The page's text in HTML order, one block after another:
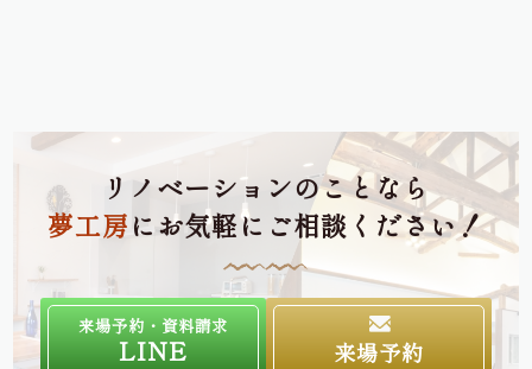
リノベーションのことなら
夢工房にお気軽にご相談ください！
来場予約・資料請求
LINE 来場予約